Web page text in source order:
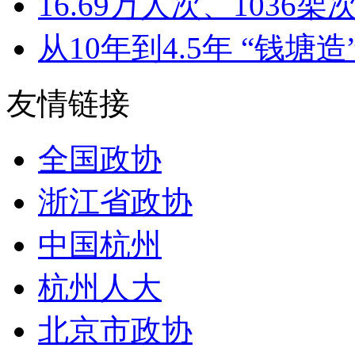
从10年到4.5年 “钱塘
友情链接
全国政协
浙江省政协
中国杭州
杭州人大
北京市政协